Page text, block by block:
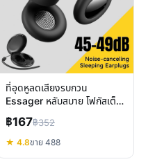
ที่อุดหูลดเสียงรบกวน
Essager หลับสบาย โฟกัสเต็ม
ที่ ทุกที่ทุกเวลา
฿167฿352
★ 4.8ขาย 488